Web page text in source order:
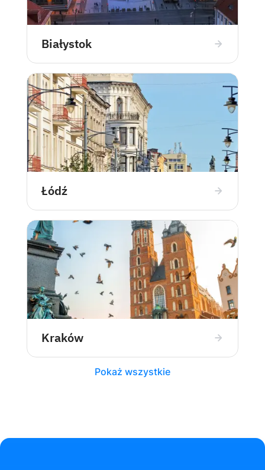
Białystok
Łódź
Kraków
Pokaż wszystkie